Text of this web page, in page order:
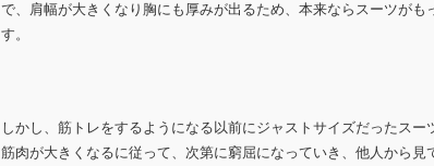
で、肩幅が大きくなり胸にも厚みが出るため、本来ならスーツが
す。
しかし、筋トレをするようになる以前にジャストサイズだったス
筋肉が大きくなるに従って、次第に窮屈になっていき、他人から